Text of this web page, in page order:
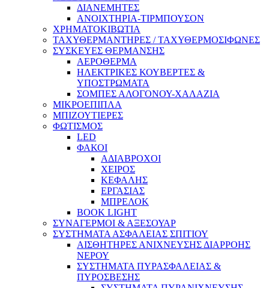
ΔΙΑΝΕΜΗΤΕΣ
ΑΝΟΙΧΤΗΡΙΑ-ΤΙΡΜΠΟΥΣΟΝ
ΧΡΗΜΑΤΟΚΙΒΩΤΙΑ
ΤΑΧΥΘΕΡΜΑΝΤΗΡΕΣ / ΤΑΧΥΘΕΡΜΟΣΙΦΩΝΕΣ
ΣΥΣΚΕΥΕΣ ΘΕΡΜΑΝΣΗΣ
ΑΕΡΟΘΕΡΜΑ
ΗΛΕΚΤΡΙΚΕΣ ΚΟΥΒΕΡΤΕΣ &
ΥΠΟΣΤΡΩΜΑΤΑ
ΣΟΜΠΕΣ ΑΛΟΓΟΝΟΥ-ΧΑΛΑΖΙΑ
ΜΙΚΡΟΕΠΙΠΛΑ
ΜΠΙΖΟΥΤΙΕΡΕΣ
ΦΩΤΙΣΜΟΣ
LED
ΦΑΚΟΙ
ΑΔΙΑΒΡΟΧΟΙ
ΧΕΙΡΟΣ
ΚΕΦΑΛΗΣ
ΕΡΓΑΣΙΑΣ
ΜΠΡΕΛΟΚ
BOOK LIGHT
ΣΥΝΑΓΕΡΜΟΙ & ΑΞΕΣΟΥΑΡ
ΣΥΣΤΗΜΑΤΑ ΑΣΦΑΛΕΙΑΣ ΣΠΙΤΙΟΥ
ΑΙΣΘΗΤΗΡΕΣ ΑΝΙΧΝΕΥΣΗΣ ΔΙΑΡΡΟΗΣ
ΝΕΡΟΥ
ΣΥΣΤΗΜΑΤΑ ΠΥΡΑΣΦΑΛΕΙΑΣ &
ΠΥΡΟΣΒΕΣΗΣ